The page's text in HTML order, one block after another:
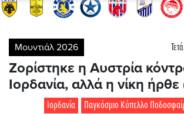
Μουντιάλ 2026
Ζορίστηκε η Αυστρία
Ιορδανία, αλλά η νίκη
Παγκόσμιο Κύπελλο
Ιορδανία